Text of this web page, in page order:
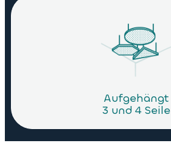
Aufgehängt
3 und 4 Seile